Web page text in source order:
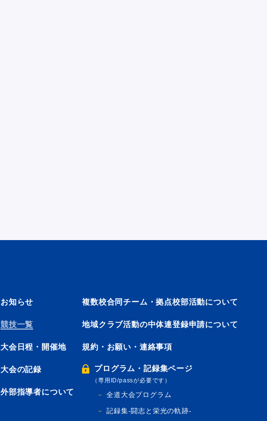
お知らせ
競技一覧
大会日程・開催地
大会の記録
外部指導者について
複数校合同チーム・拠点校部活動について
地域クラブ活動の中体連登録申請について
規約・お願い・連絡事項
プログラム・記録集ページ
（専用ID/passが必要です）
全道大会プログラム
記録集-闘志と栄光の軌跡-